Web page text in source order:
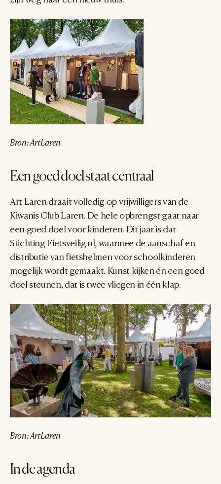
Bron: ArtLaren
Een goed doel staat centraal
Art Laren draait volledig op vrijwilligers van de
Kiwanis Club Laren. De hele opbrengst gaat naar
een goed doel voor kinderen. Dit jaar is dat
Stichting Fietsveilig.nl, waarmee de aanschaf en
distributie van fietshelmen voor schoolkinderen
mogelijk wordt gemaakt. Kunst kijken én een goed
doel steunen, dat is twee vliegen in één klap.
Bron: ArtLaren
In de agenda